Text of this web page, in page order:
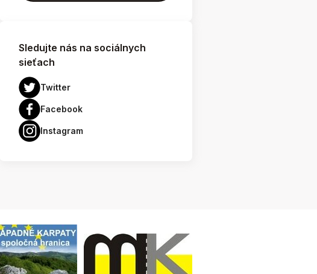
Sledujte nás na sociálnych
sieťach
Twitter
Facebook
Instagram